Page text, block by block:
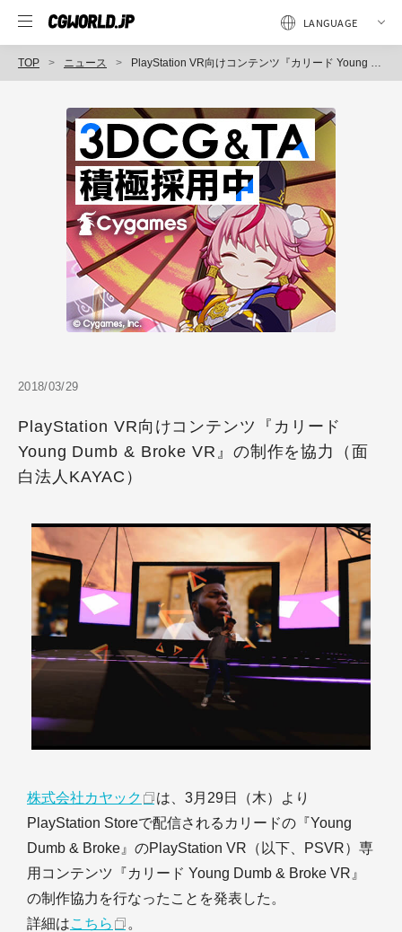
TOP ニュース PlayStation VR向けコンテンツ『カリード Young Dumb & Broke VR』の制作を協力（面白法人KAYAC）
2018/03/29
PlayStation VR向けコンテンツ『カリード
Young Dumb & Broke VR』の制作を協力（面
白法人KAYAC）
株式会社カヤック
は、3月29日（木）より
PlayStation Storeで配信されるカリードの『Young
Dumb & Broke』のPlayStation VR（以下、PSVR）専
用コンテンツ『カリード Young Dumb & Broke VR』
の制作協力を行なったことを発表した。
詳細はこちら 。